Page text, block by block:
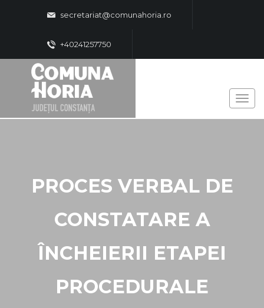
secretariat@comunahoria.ro
+40241257750
PROCES VERBAL DE
CONSTATARE A
ÎNCHEIERII ETAPEI
PROCEDURALE